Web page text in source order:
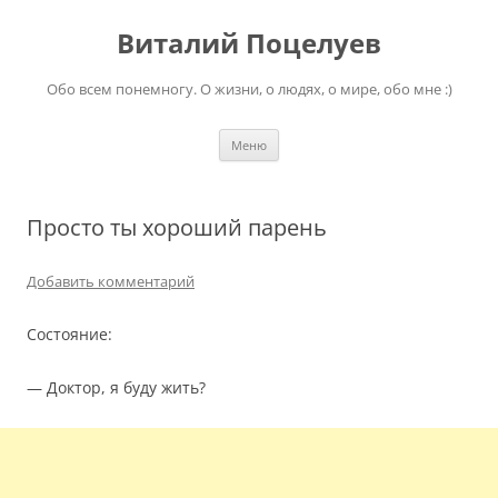
содержимомуВиталий Поцелуев
Обо всем понемногу. О жизни, о людях, о мире, обо мне :)
Меню
Просто ты хороший парень
Добавить комментарий
Состояние:
— Доктор, я буду жить?